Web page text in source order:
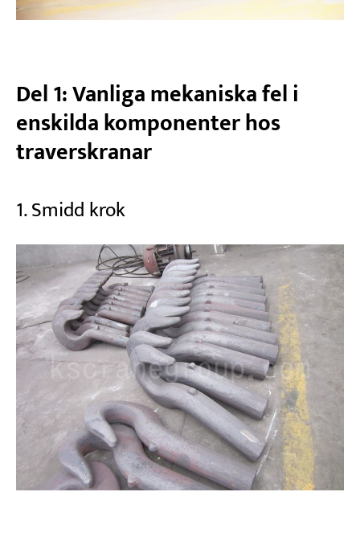
Del 1: Vanliga mekaniska fel i
enskilda komponenter hos
traverskranar
1. Smidd krok